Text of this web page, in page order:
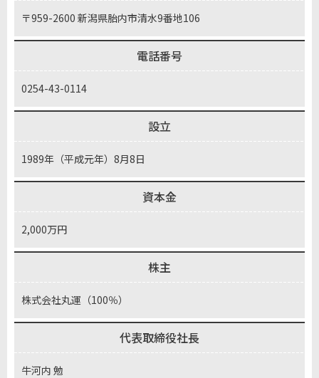
〒959-2600 新潟県胎内市清水9番地106
電話番号
0254-43-0114
設立
1989年（平成元年）8月8日
資本金
2,000万円
株主
株式会社丸運（100％）
代表取締役社長
牛河内 勉